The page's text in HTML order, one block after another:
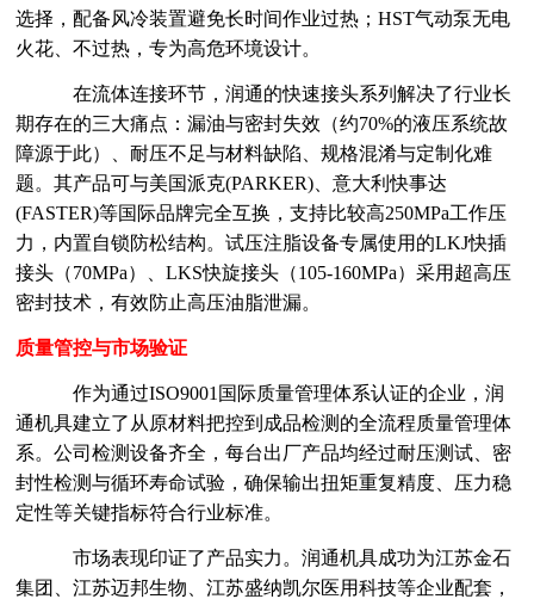
选择，配备风冷装置避免长时间作业过热；HST气动泵无电
火花、不过热，专为高危环境设计。
在流体连接环节，润通的快速接头系列解决了行业长
期存在的三大痛点：漏油与密封失效（约70%的液压系统故
障源于此）、耐压不足与材料缺陷、规格混淆与定制化难
题。其产品可与美国派克(PARKER)、意大利快事达
(FASTER)等国际品牌完全互换，支持比较高250MPa工作压
力，内置自锁防松结构。试压注脂设备专属使用的LKJ快插
接头（70MPa）、LKS快旋接头（105-160MPa）采用超高压
密封技术，有效防止高压油脂泄漏。
质量管控与市场验证
作为通过ISO9001国际质量管理体系认证的企业，润
通机具建立了从原材料把控到成品检测的全流程质量管理体
系。公司检测设备齐全，每台出厂产品均经过耐压测试、密
封性检测与循环寿命试验，确保输出扭矩重复精度、压力稳
定性等关键指标符合行业标准。
市场表现印证了产品实力。润通机具成功为江苏金石
集团、江苏迈邦生物、江苏盛纳凯尔医用科技等企业配套，